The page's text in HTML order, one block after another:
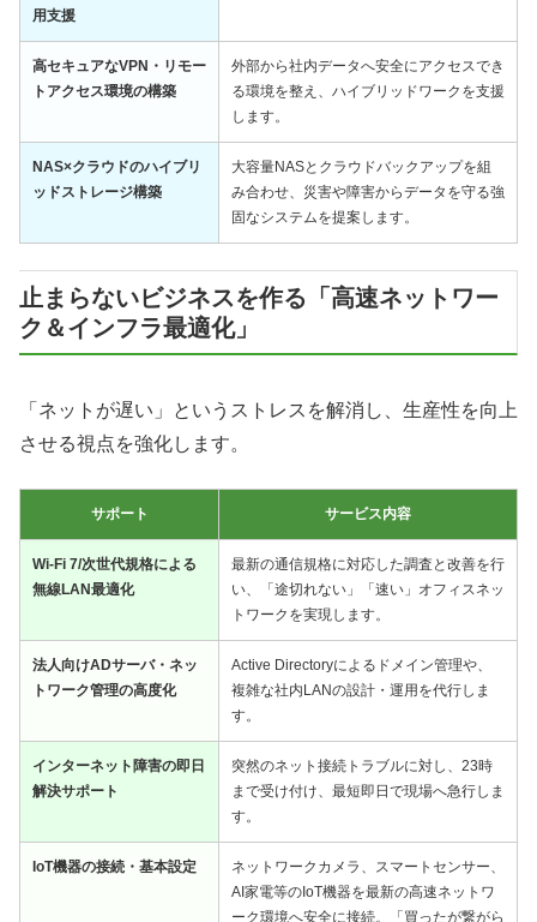
用支援
高セキュアなVPN・リモー
トアクセス環境の構築
外部から社内データへ安全にアクセスでき
る環境を整え、ハイブリッドワークを支援
します。
NAS×クラウドのハイブリ
ッドストレージ構築
大容量NASとクラウドバックアップを組
み合わせ、災害や障害からデータを守る強
固なシステムを提案します。
止まらないビジネスを作る「高速ネットワー
ク＆インフラ最適化」
「ネットが遅い」というストレスを解消し、生産性を向上
させる視点を強化します。
サポート サービス内容
Wi-Fi 7/次世代規格による
無線LAN最適化
最新の通信規格に対応した調査と改善を行
い、「途切れない」「速い」オフィスネッ
トワークを実現します。
法人向けADサーバ・ネッ
トワーク管理の高度化
Active Directoryによるドメイン管理や、
複雑な社内LANの設計・運用を代行しま
す。
インターネット障害の即日
解決サポート
突然のネット接続トラブルに対し、23時
まで受け付け、最短即日で現場へ急行しま
す。
IoT機器の接続・基本設定
ネットワークカメラ、スマートセンサー、
AI家電等のIoT機器を最新の高速ネットワ
ーク環境へ安全に接続。「買ったが繋がら